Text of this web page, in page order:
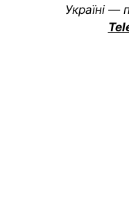
Україні —